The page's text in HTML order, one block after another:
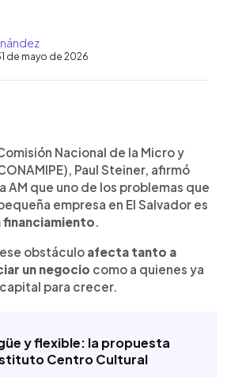
de mayo de 2026
enfrentan
acceder a financiamiento, según
presidente de CONAMIPE,
AM. El funcionario señaló que
pasan “24 de cada 30 días
el Banco de Fomento
una línea de préstamos para
y que CONAMIPE incorporó la
técnico antes del desembolso
el desarrollo del negocio.
Nacional de la Micro y
Paul Steiner, afirmó
AM que uno de los problemas que
empresa en El Salvador es
financiamiento.
obstáculo afecta tanto a
un negocio como a quienes ya
para crecer.
y flexible: la propuesta
Centro Cultural